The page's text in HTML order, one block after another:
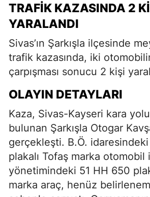
TRAFIK KAZASINDA 2
YARALANDI
Sivas’ın Şarkışla ilçesinde
trafik kazasında, iki
çarpışması sonucu 2 kişi
OLAYIN DETAYLARI
Kaza, Sivas-Kayseri kara
bulunan Şarkışla Otogar
gerçekleşti. B.Ö.
plakalı Tofaş marka otomobil
yönetimindeki 51 HH 650
marka araç, henüz